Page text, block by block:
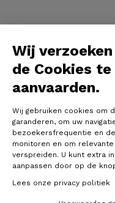
Wij
de Cookies te
aanvaarden.
Wij gebruiken cookies om
garanderen, om uw
bezoekersfrequentie en
monitoren en om
verspreiden. U kunt extra
aanpassen door op de
Lees onze privacy politiek
©